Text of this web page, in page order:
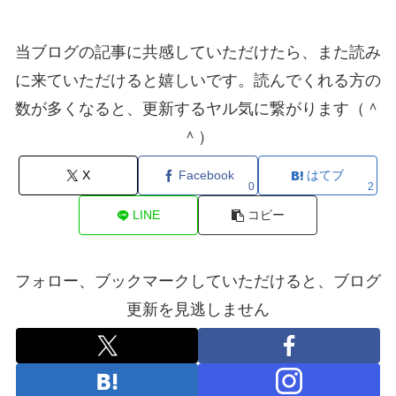
当ブログの記事に共感していただけたら、また読み
に来ていただけると嬉しいです。読んでくれる方の
数が多くなると、更新するヤル気に繋がります（＾
＾）
X Facebook
0
はてブ
2
LINE コピー
フォロー、ブックマークしていただけると、ブログ
更新を見逃しません